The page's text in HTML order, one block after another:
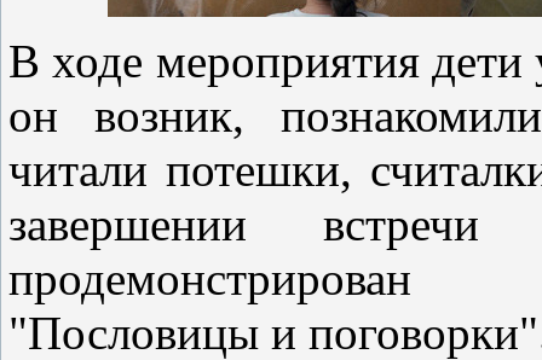
В ходе мероприятия дети
он возник,
читали потешки,
завершении
"Пословицы и